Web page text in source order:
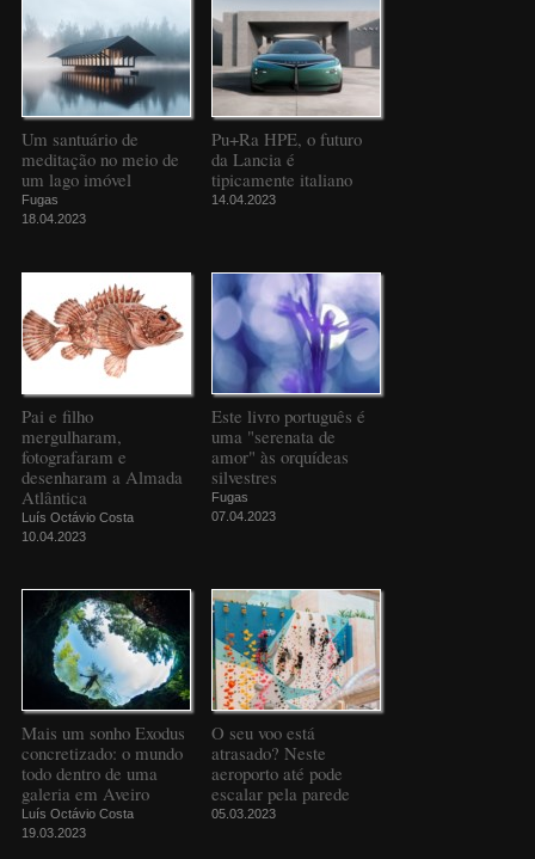
Um santuário de
meditação no meio de
um lago imóvel
Fugas
18.04.2023
Pu+Ra HPE, o futuro
da Lancia é
tipicamente italiano
14.04.2023
Pai e filho
mergulharam,
fotografaram e
desenharam a Almada
Atlântica
Luís Octávio Costa
10.04.2023
Este livro português é
uma "serenata de
amor" às orquídeas
silvestres
Fugas
07.04.2023
Mais um sonho Exodus
concretizado: o mundo
todo dentro de uma
galeria em Aveiro
Luís Octávio Costa
19.03.2023
O seu voo está
atrasado? Neste
aeroporto até pode
escalar pela parede
05.03.2023